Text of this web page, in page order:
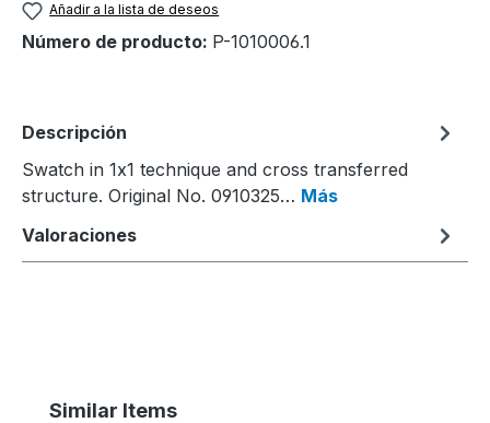
Añadir a la lista de deseos
Número de producto: P-1010006.1
Descripción
Swatch in 1x1 technique and cross transferred
structure. Original No. 0910325… Más
Valoraciones
Omitir la galería de productos
Similar Items